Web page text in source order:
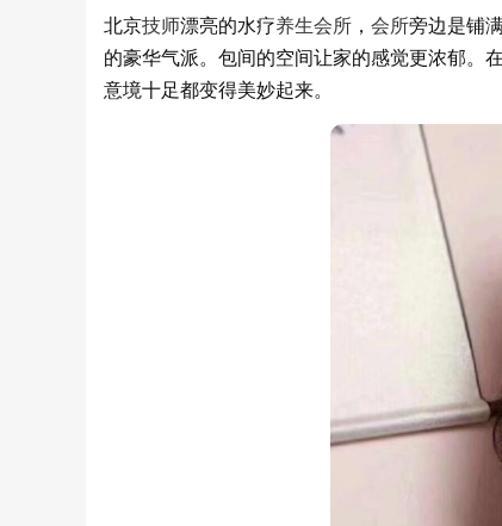
北京技师漂亮的水疗养生会所 ， 会所旁边是铺
的豪华气派。包间的空间让家的感觉更浓郁。
意境十足都变得美妙起来。